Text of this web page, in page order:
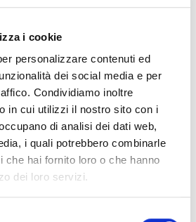
i cookie
personalizzare contenuti ed
dei social media e per
Condividiamo inoltre
in cui utilizzi il nostro sito con i
di analisi dei dati web,
i quali potrebbero combinarle
che hai fornito loro o che hanno
dei loro servizi.
che non è compatibile con il
sagomato "RV"
ventilata, maglia 3D e costruzione in
d'aria ventilato con
17092-6:2020